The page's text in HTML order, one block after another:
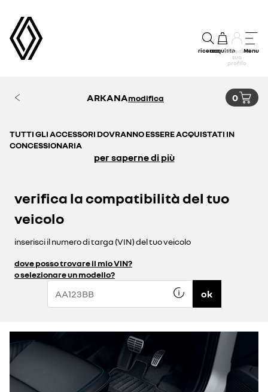
ricercaacquistoaccedi al
tuo
profilo
Menu
ARKANAmodifica 0
TUTTI GLI ACCESSORI DOVRANNO ESSERE ACQUISTATI IN
CONCESSIONARIA
per saperne di più
verifica la compatibilità del tuo
veicolo
inserisci il numero di targa (VIN) del tuo veicolo
dove posso trovare il mio VIN?
o selezionare un modello?
ok